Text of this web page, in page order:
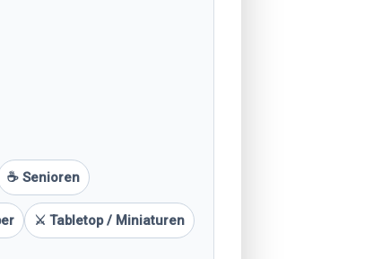
☕ Senioren
⚔️ Tabletop / Miniaturen